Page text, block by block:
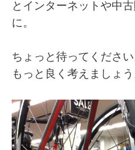
とインターネットや中
に。
ちょっと待ってください
もっと良く考えましょう